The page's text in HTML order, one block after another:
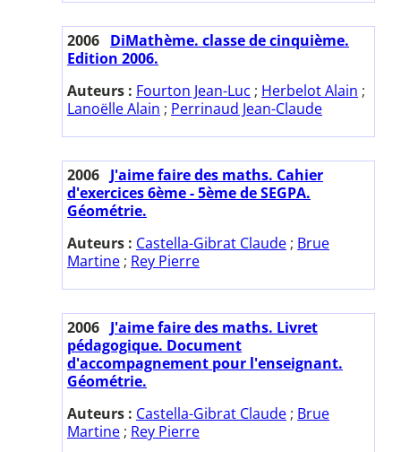
2006 DiMathème. classe de cinquième.
Edition 2006.
Auteurs : Fourton Jean-Luc ; Herbelot Alain ;
Lanoëlle Alain ; Perrinaud Jean-Claude
2006 J'aime faire des maths. Cahier
d'exercices 6ème - 5ème de SEGPA.
Géométrie.
Auteurs : Castella-Gibrat Claude ; Brue
Martine ; Rey Pierre
2006 J'aime faire des maths. Livret
pédagogique. Document
d'accompagnement pour l'enseignant.
Géométrie.
Auteurs : Castella-Gibrat Claude ; Brue
Martine ; Rey Pierre